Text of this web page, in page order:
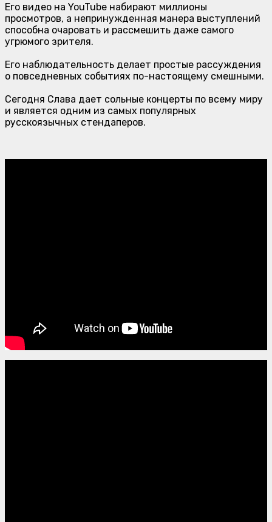
Его видео на YouTube набирают миллионы
просмотров, а непринужденная манера выступлений
способна очаровать и рассмешить даже самого
угрюмого зрителя.
Его наблюдательность делает простые рассуждения
о повседневных событиях по-настоящему смешными.
Сегодня Слава дает сольные концерты по всему миру
и является одним из самых популярных
русскоязычных стендаперов.